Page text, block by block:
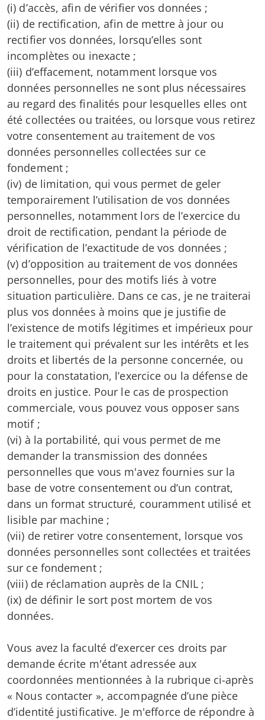
(i) d’accès, afin de vérifier vos données ;
(ii) de rectification, afin de mettre à jour ou
rectifier vos données, lorsqu’elles sont
incomplètes ou inexacte ;
(iii) d’effacement, notamment lorsque vos
données personnelles ne sont plus nécessaires
au regard des finalités pour lesquelles elles ont
été collectées ou traitées, ou lorsque vous retirez
votre consentement au traitement de vos
données personnelles collectées sur ce
fondement ;
(iv) de limitation, qui vous permet de geler
temporairement l’utilisation de vos données
personnelles, notamment lors de l’exercice du
droit de rectification, pendant la période de
vérification de l’exactitude de vos données ;
(v) d’opposition au traitement de vos données
personnelles, pour des motifs liés à votre
situation particulière. Dans ce cas, je ne traiterai
plus vos données à moins que je justifie de
l’existence de motifs légitimes et impérieux pour
le traitement qui prévalent sur les intérêts et les
droits et libertés de la personne concernée, ou
pour la constatation, l’exercice ou la défense de
droits en justice. Pour le cas de prospection
commerciale, vous pouvez vous opposer sans
motif ;
(vi) à la portabilité, qui vous permet de me
demander la transmission des données
personnelles que vous m'avez fournies sur la
base de votre consentement ou d’un contrat,
dans un format structuré, couramment utilisé et
lisible par machine ;
(vii) de retirer votre consentement, lorsque vos
données personnelles sont collectées et traitées
sur ce fondement ;
(viii) de réclamation auprès de la CNIL ;
(ix) de définir le sort post mortem de vos
données.
Vous avez la faculté d’exercer ces droits par
demande écrite m'étant adressée aux
coordonnées mentionnées à la rubrique ci-après
« Nous contacter », accompagnée d’une pièce
d’identité justificative. Je m'efforce de répondre à